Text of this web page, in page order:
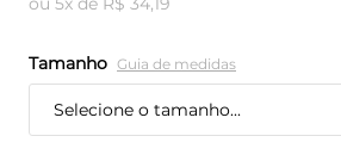
Tamanho Guia de medidas
Selecione o tamanho...